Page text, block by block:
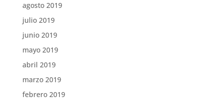
agosto 2019
julio 2019
junio 2019
mayo 2019
abril 2019
marzo 2019
febrero 2019